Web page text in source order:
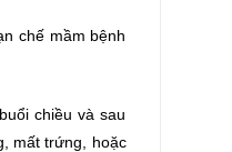
chế mầm bệnh
chiều và sau
mất trứng, hoặc